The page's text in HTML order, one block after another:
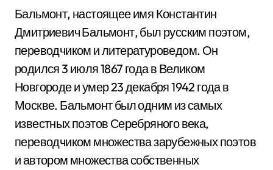
Бальмонт, настоящее имя Константин
Дмитриевич Бальмонт, был русским поэтом,
переводчиком и литературоведом. Он
родился 3 июля 1867 года в Великом
Новгороде и умер 23 декабря 1942 года в
Москве. Бальмонт был одним из самых
известных поэтов Серебряного века,
переводчиком множества зарубежных поэтов
и автором множества собственных